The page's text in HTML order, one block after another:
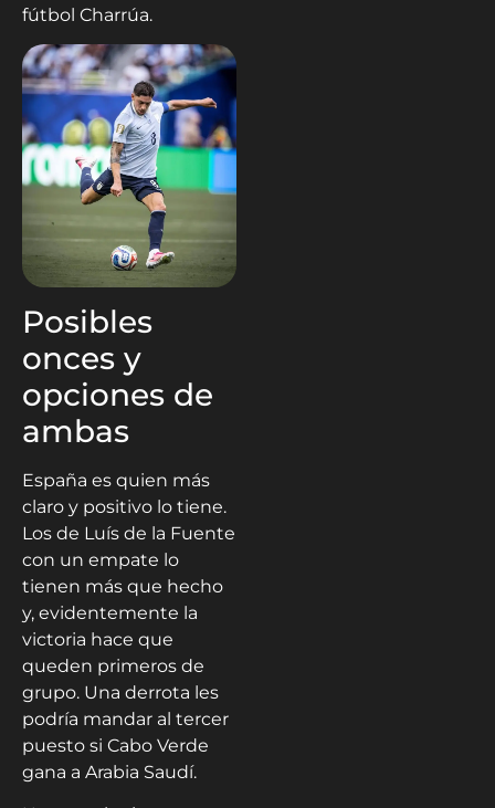
fútbol Charrúa.
Posibles
onces y
opciones de
ambas
España es quien más
claro y positivo lo tiene.
Los de Luís de la Fuente
con un empate lo
tienen más que hecho
y, evidentemente la
victoria hace que
queden primeros de
grupo. Una derrota les
podría mandar al tercer
puesto si Cabo Verde
gana a Arabia Saudí.